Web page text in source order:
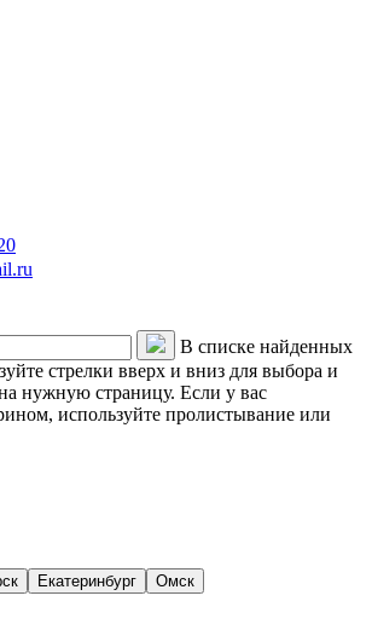
В списке найденных
стрелки вверх и вниз для выбора и
нужную страницу. Если у вас
используйте пролистывание или
Екатеринбург Омск